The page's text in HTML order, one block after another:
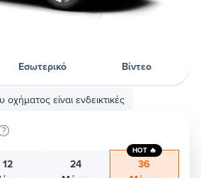
Εσωτερικό Βίντεο
είναι ενδεικτικές
12
24
36
HOT 🔥